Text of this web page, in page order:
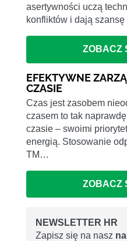
asertywności uczą
konfliktów i dają
ZOBACZ
EFEKTYWNE
CZASIE
Czas jest zasobem
czasem to tak
czasie – swoimi
energią. Stosowanie
TM…
ZOBACZ
NEWSLETTER HR
Zapisz się na nasz